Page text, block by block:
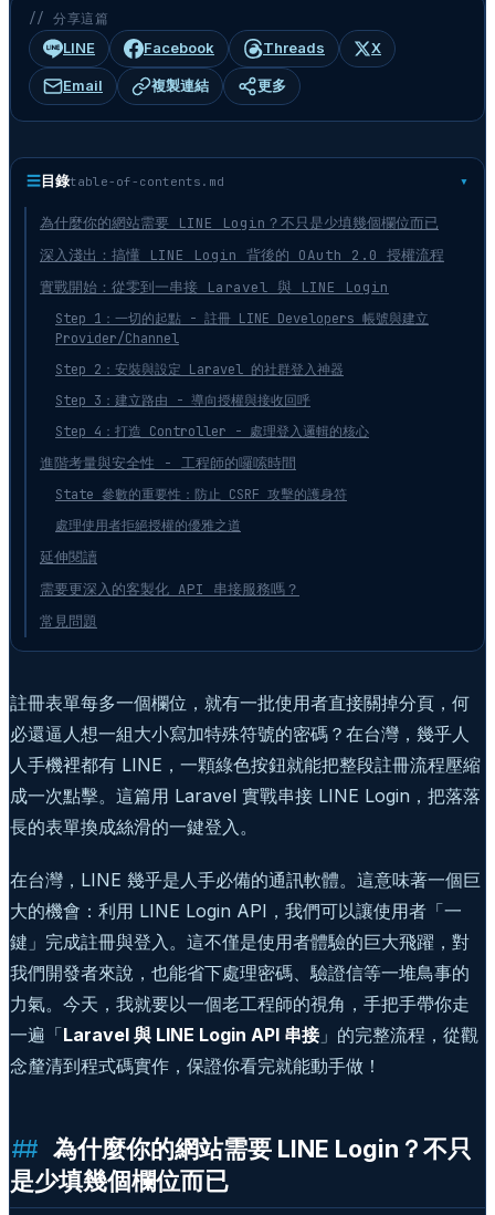
// 分享這篇
LINE Facebook Threads X
Email 複製連結 更多
☰目錄table-of-contents.md
為什麼你的網站需要 LINE Login？不只是少填幾個欄位而已
深入淺出：搞懂 LINE Login 背後的 OAuth 2.0 授權流程
實戰開始：從零到一串接 Laravel 與 LINE Login
Step 1：一切的起點 - 註冊 LINE Developers 帳號與建立
Provider/Channel
Step 2：安裝與設定 Laravel 的社群登入神器
Step 3：建立路由 - 導向授權與接收回呼
Step 4：打造 Controller - 處理登入邏輯的核心
進階考量與安全性 - 工程師的囉嗦時間
State 參數的重要性：防止 CSRF 攻擊的護身符
處理使用者拒絕授權的優雅之道
延伸閱讀
需要更深入的客製化 API 串接服務嗎？
常見問題
註冊表單每多一個欄位，就有一批使用者直接關掉分頁，何
必還逼人想一組大小寫加特殊符號的密碼？在台灣，幾乎人
人手機裡都有 LINE，一顆綠色按鈕就能把整段註冊流程壓縮
成一次點擊。這篇用 Laravel 實戰串接 LINE Login，把落落
長的表單換成絲滑的一鍵登入。
在台灣，LINE 幾乎是人手必備的通訊軟體。這意味著一個巨
大的機會：利用 LINE Login API，我們可以讓使用者「一
鍵」完成註冊與登入。這不僅是使用者體驗的巨大飛躍，對
我們開發者來說，也能省下處理密碼、驗證信等一堆鳥事的
力氣。今天，我就要以一個老工程師的視角，手把手帶你走
一遍「Laravel 與 LINE Login API 串接」的完整流程，從觀
念釐清到程式碼實作，保證你看完就能動手做！
為什麼你的網站需要 LINE Login？不只
是少填幾個欄位而已